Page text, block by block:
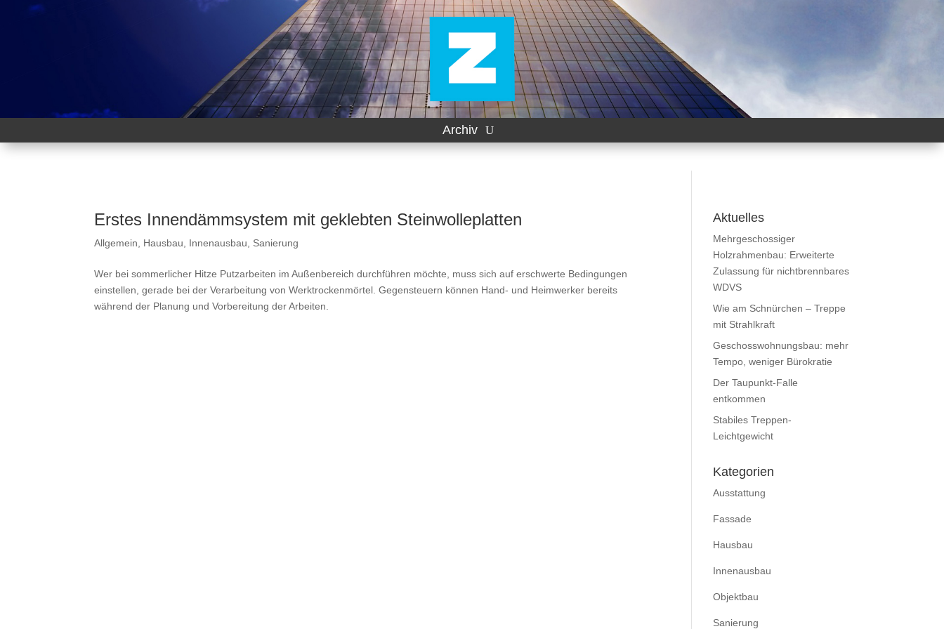
Archiv
Erstes Innendämmsystem mit geklebten Steinwolleplatten
Allgemein, Hausbau, Innenausbau, Sanierung
Wer bei sommerlicher Hitze Putzarbeiten im Außenbereich durchführen möchte, muss sich auf erschwerte Bedingungen
einstellen, gerade bei der Verarbeitung von Werktrockenmörtel. Gegensteuern können Hand- und Heimwerker bereits
während der Planung und Vorbereitung der Arbeiten.
Aktuelles
Mehrgeschossiger
Holzrahmenbau: Erweiterte
Zulassung für nichtbrennbares
WDVS
Wie am Schnürchen – Treppe
mit Strahlkraft
Geschosswohnungsbau: mehr
Tempo, weniger Bürokratie
Der Taupunkt-Falle
entkommen
Stabiles Treppen-
Leichtgewicht
Kategorien
Ausstattung
Fassade
Hausbau
Innenausbau
Objektbau
Sanierung